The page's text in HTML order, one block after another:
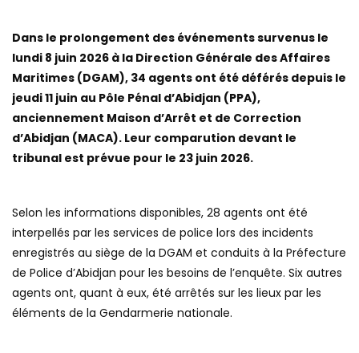
Dans le prolongement des événements survenus le
lundi 8 juin 2026 à la Direction Générale des Affaires
Maritimes (DGAM), 34 agents ont été déférés depuis le
jeudi 11 juin au Pôle Pénal d’Abidjan (PPA),
anciennement Maison d’Arrêt et de Correction
d’Abidjan (MACA). Leur comparution devant le
tribunal est prévue pour le 23 juin 2026.
Selon les informations disponibles, 28 agents ont été
interpellés par les services de police lors des incidents
enregistrés au siège de la DGAM et conduits à la Préfecture
de Police d’Abidjan pour les besoins de l’enquête. Six autres
agents ont, quant à eux, été arrêtés sur les lieux par les
éléments de la Gendarmerie nationale.